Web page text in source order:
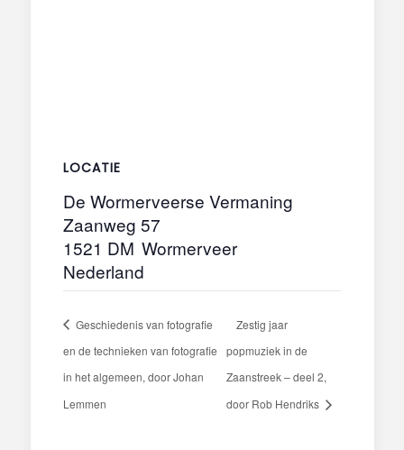
LOCATIE
De Wormerveerse Vermaning
Zaanweg 57
Wormerveer
1521 DM
Nederland
Geschiedenis van fotografie
en de technieken van fotografie
in het algemeen, door Johan
Lemmen
Zestig jaar
popmuziek in de
Zaanstreek – deel 2,
door Rob Hendriks